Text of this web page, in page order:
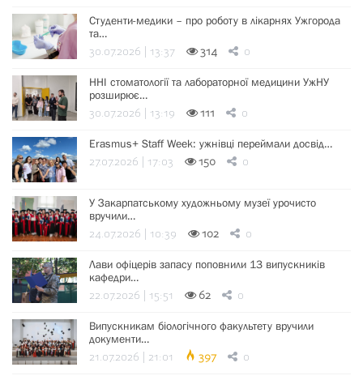
Студенти-медики – про роботу в лікарнях Ужгорода
та…
30.07.2026 | 13:37 314 0
ННІ стоматології та лабораторної медицини УжНУ
розширює…
30.07.2026 | 13:19 111 0
Erasmus+ Staff Week: ужнівці переймали досвід…
27.07.2026 | 17:03 150 0
У Закарпатському художньому музеї урочисто
вручили…
24.07.2026 | 10:39 102 0
Лави офіцерів запасу поповнили 13 випускників
кафедри…
22.07.2026 | 15:51 62 0
Випускникам біологічного факультету вручили
документи…
21.07.2026 | 21:01 397 0